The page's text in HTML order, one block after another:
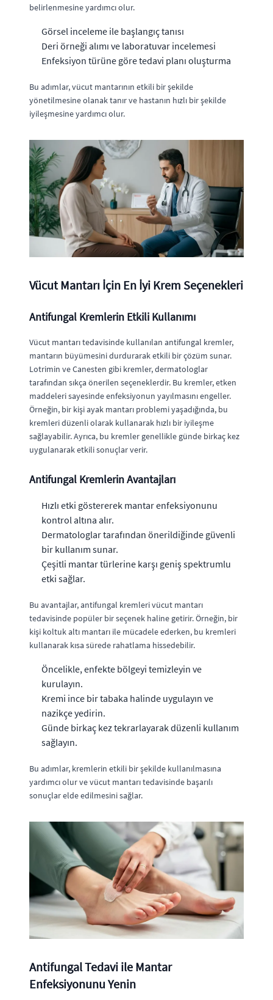
belirlenmesine yardımcı olur.
Görsel inceleme ile başlangıç tanısı
Deri örneği alımı ve laboratuvar incelemesi
Enfeksiyon türüne göre tedavi planı oluşturma
Bu adımlar, vücut mantarının etkili bir şekilde
yönetilmesine olanak tanır ve hastanın hızlı bir şekilde
iyileşmesine yardımcı olur.
Vücut Mantarı İçin En İyi Krem Seçenekleri
Antifungal Kremlerin Etkili Kullanımı
Vücut mantarı tedavisinde kullanılan antifungal kremler,
mantarın büyümesini durdurarak etkili bir çözüm sunar.
Lotrimin ve Canesten gibi kremler, dermatologlar
tarafından sıkça önerilen seçeneklerdir. Bu kremler, etken
maddeleri sayesinde enfeksiyonun yayılmasını engeller.
Örneğin, bir kişi ayak mantarı problemi yaşadığında, bu
kremleri düzenli olarak kullanarak hızlı bir iyileşme
sağlayabilir. Ayrıca, bu kremler genellikle günde birkaç kez
uygulanarak etkili sonuçlar verir.
Antifungal Kremlerin Avantajları
Hızlı etki göstererek mantar enfeksiyonunu
kontrol altına alır.
Dermatologlar tarafından önerildiğinde güvenli
bir kullanım sunar.
Çeşitli mantar türlerine karşı geniş spektrumlu
etki sağlar.
Bu avantajlar, antifungal kremleri vücut mantarı
tedavisinde popüler bir seçenek haline getirir. Örneğin, bir
kişi koltuk altı mantarı ile mücadele ederken, bu kremleri
kullanarak kısa sürede rahatlama hissedebilir.
Öncelikle, enfekte bölgeyi temizleyin ve
kurulayın.
Kremi ince bir tabaka halinde uygulayın ve
nazikçe yedirin.
Günde birkaç kez tekrarlayarak düzenli kullanım
sağlayın.
Bu adımlar, kremlerin etkili bir şekilde kullanılmasına
yardımcı olur ve vücut mantarı tedavisinde başarılı
sonuçlar elde edilmesini sağlar.
Antifungal Tedavi ile Mantar
Enfeksiyonunu Yenin